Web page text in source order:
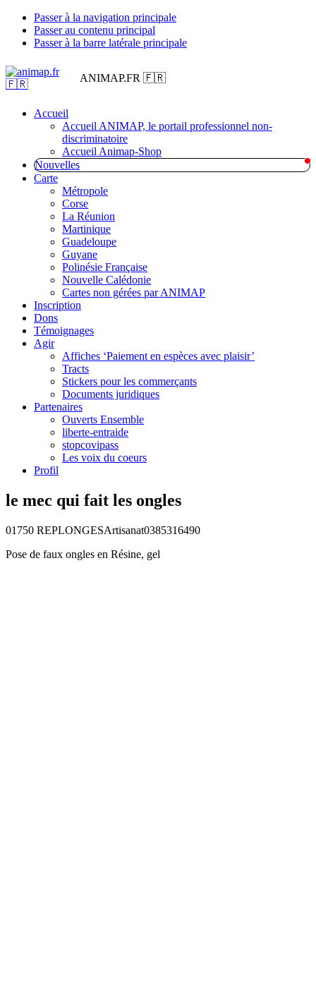
Passer à la navigation principale
Passer au contenu principal
Passer à la barre latérale principale
ANIMAP.FR 🇫🇷
Accueil
Accueil ANIMAP, le portail professionnel non-
discriminatoire
Accueil Animap-Shop
Nouvelles
Carte
Métropole
Corse
La Réunion
Martinique
Guadeloupe
Guyane
Polinésie Française
Nouvelle Calédonie
Cartes non gérées par ANIMAP
Inscription
Dons
Témoignages
Agir
Affiches ‘Paiement en espèces avec plaisir’
Tracts
Stickers pour les commerçants
Documents juridiques
Partenaires
Ouverts Ensemble
liberte-entraide
stopcovipass
Les voix du coeurs
Profil
le mec qui fait les ongles
01750 REPLONGESArtisanat0385316490
Pose de faux ongles en Résine, gel